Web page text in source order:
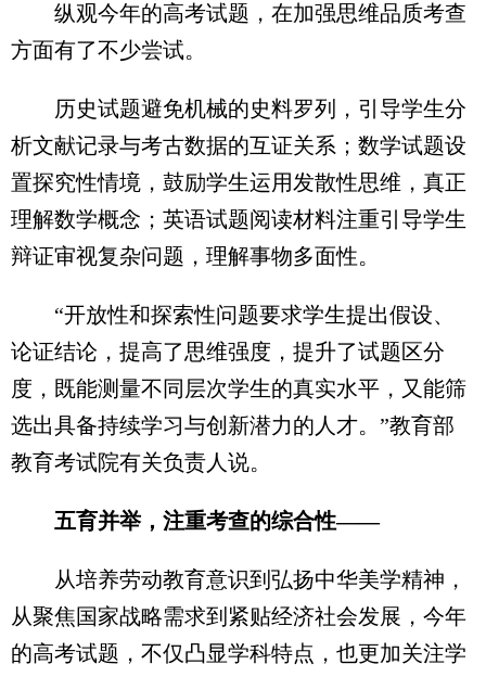
纵观今年的高考试题，在加强思维品质考查
方面有了不少尝试。
历史试题避免机械的史料罗列，引导学生分
析文献记录与考古数据的互证关系；数学试题设
置探究性情境，鼓励学生运用发散性思维，真正
理解数学概念；英语试题阅读材料注重引导学生
辩证审视复杂问题，理解事物多面性。
“开放性和探索性问题要求学生提出假设、
论证结论，提高了思维强度，提升了试题区分
度，既能测量不同层次学生的真实水平，又能筛
选出具备持续学习与创新潜力的人才。”教育部
教育考试院有关负责人说。
五育并举，注重考查的综合性——
从培养劳动教育意识到弘扬中华美学精神，
从聚焦国家战略需求到紧贴经济社会发展，今年
的高考试题，不仅凸显学科特点，也更加关注学